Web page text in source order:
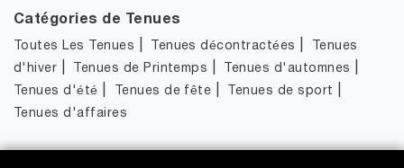
Catégories de Tenues
Toutes Les Tenues Tenues décontractées
Tenues
d'hiver
Tenues de Printemps Tenues d'automnes
Tenues d'été Tenues de fête Tenues de sport
Tenues d'affaires